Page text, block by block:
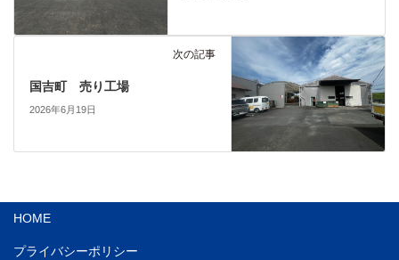
次の記事
国吉町 売り工場
2026年6月19日
HOME
プライバシーポリシー